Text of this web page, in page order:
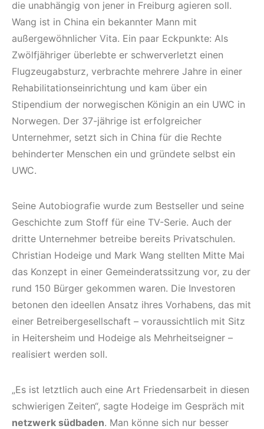
die unabhängig von jener in Freiburg agieren soll.
Wang ist in China ein bekannter Mann mit
außergewöhnlicher Vita. Ein paar Eckpunkte: Als
Zwölfjähriger überlebte er schwerverletzt einen
Flugzeugabsturz, verbrachte mehrere Jahre in einer
Rehabilitationseinrichtung und kam über ein
Stipendium der norwegischen Königin an ein UWC in
Norwegen. Der 37-jährige ist erfolgreicher
Unternehmer, setzt sich in China für die Rechte
behinderter Menschen ein und gründete selbst ein
UWC.
Seine Autobiografie wurde zum Bestseller und seine
Geschichte zum Stoff für eine TV-Serie. Auch der
dritte Unternehmer betreibe bereits Privatschulen.
Christian Hodeige und Mark Wang stellten Mitte Mai
das Konzept in einer Gemeinderatssitzung vor, zu der
rund 150 Bürger gekommen waren. Die Investoren
betonen den ideellen Ansatz ihres Vorhabens, das mit
einer Betreibergesellschaft – voraussichtlich mit Sitz
in Heitersheim und Hodeige als Mehrheitseigner –
realisiert werden soll.
„Es ist letztlich auch eine Art Friedensarbeit in diesen
schwierigen Zeiten“, sagte Hodeige im Gespräch mit
netzwerk südbaden. Man könne sich nur besser